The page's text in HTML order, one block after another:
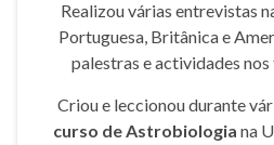
Realizou várias entrevistas
Portuguesa, Britânica e
palestras e actividades
Criou e leccionou durante
curso de Astrobiologia na